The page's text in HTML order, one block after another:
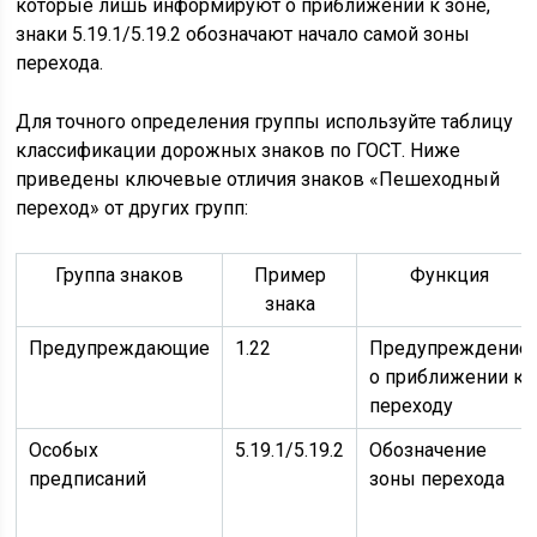
которые лишь информируют о приближении к зоне,
знаки 5.19.1/5.19.2 обозначают начало самой зоны
перехода.
Для точного определения группы используйте таблицу
классификации дорожных знаков по ГОСТ. Ниже
приведены ключевые отличия знаков «Пешеходный
переход» от других групп:
Группа знаков
Пример
знака
Функция
Предупреждающие 1.22
Предупреждение
о приближении к
переходу
Особых
предписаний
5.19.1/5.19.2
Обозначение
зоны перехода